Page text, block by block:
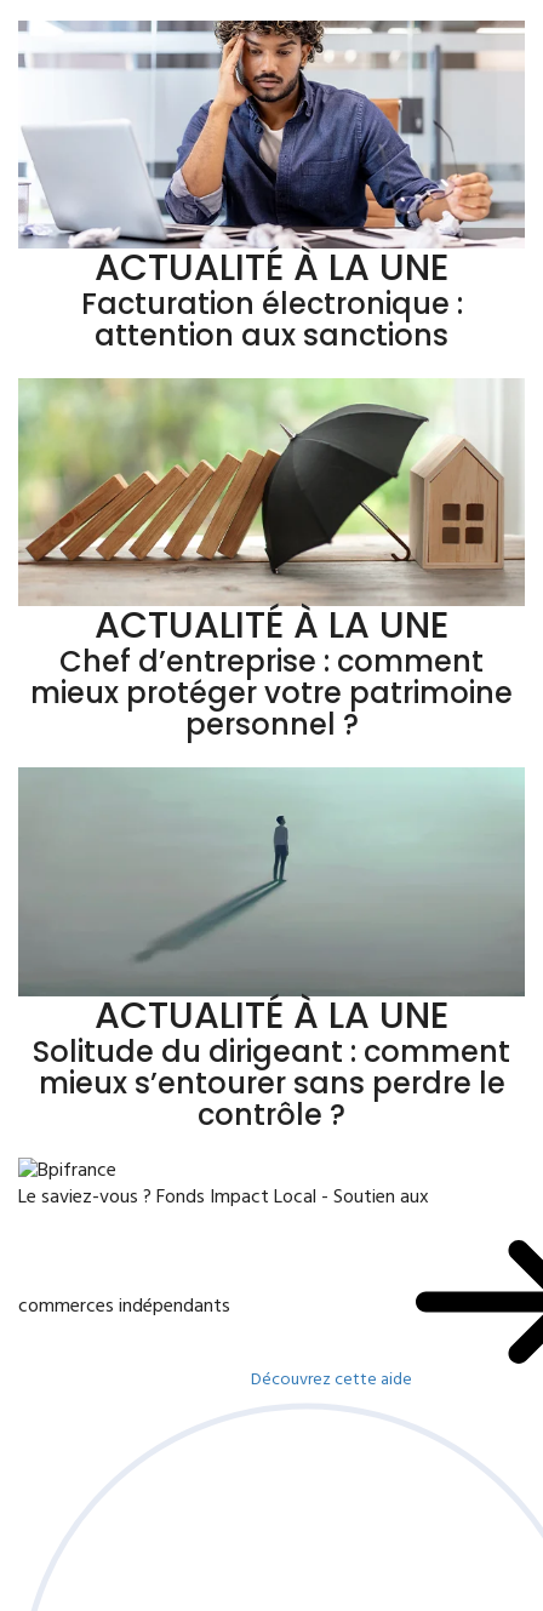
ACTUALITÉ À LA UNE
Facturation électronique :
attention aux sanctions
ACTUALITÉ À LA UNE
Chef d’entreprise : comment
mieux protéger votre patrimoine
personnel ?
ACTUALITÉ À LA UNE
Solitude du dirigeant : comment
mieux s’entourer sans perdre le
contrôle ?
Le saviez-vous ?Fonds Impact Local - Soutien aux
commerces indépendants
Découvrez cette aide